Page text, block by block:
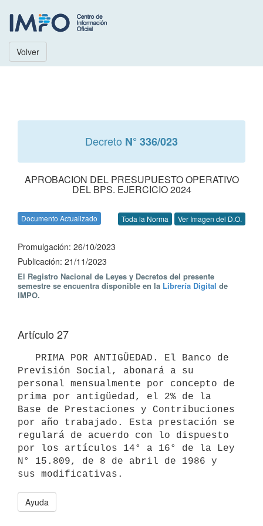
Volver
Decreto N° 336/023
APROBACION DEL PRESUPUESTO OPERATIVO
DEL BPS. EJERCICIO 2024
Documento Actualizado Toda la Norma Ver Imagen del D.O.
Promulgación: 26/10/2023
Publicación: 21/11/2023
El Registro Nacional de Leyes y Decretos del presente
semestre se encuentra disponible en la Librería Digital de
IMPO.
Artículo 27
Previsión Social, abonará a su
personal mensualmente por concepto de
prima por antigüedad, el 2% de la
Base de Prestaciones y Contribuciones
por año trabajado. Esta prestación se
regulará de acuerdo con lo dispuesto
por los artículos 14° a 16° de la Ley
N° 15.809, de 8 de abril de 1986 y
Ayuda